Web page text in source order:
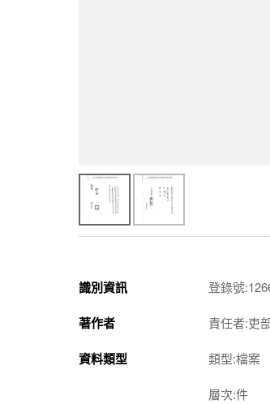
識別資訊 登錄號
著作者 責任者:吏
資料類型 類型:檔案
層次:件